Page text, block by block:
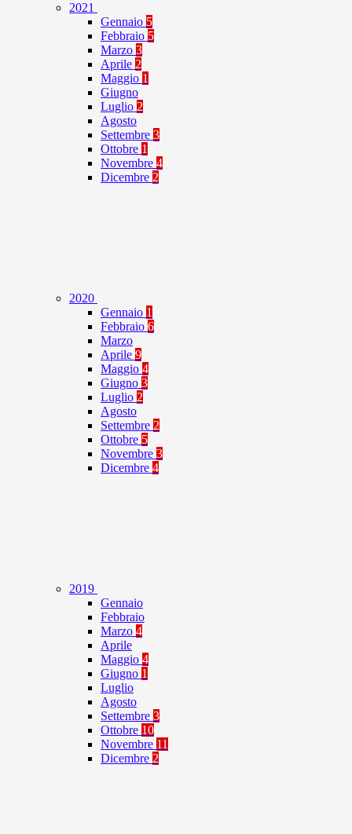
2021
Gennaio 5
Febbraio 5
Marzo 3
Aprile 2
Maggio 1
Giugno
Luglio 2
Agosto
Settembre 3
Ottobre 1
Novembre 4
Dicembre 2
2020
Gennaio 1
Febbraio 6
Marzo
Aprile 9
Maggio 4
Giugno 3
Luglio 2
Agosto
Settembre 2
Ottobre 5
Novembre 3
Dicembre 4
2019
Gennaio
Febbraio
Marzo 4
Aprile
Maggio 4
Giugno 1
Luglio
Agosto
Settembre 3
Ottobre 10
Novembre 11
Dicembre 2